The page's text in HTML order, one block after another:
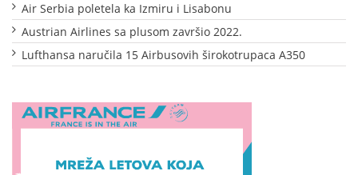
Air Serbia poletela ka Izmiru i Lisabonu
Austrian Airlines sa plusom završio 2022.
Lufthansa naručila 15 Airbusovih širokotrupaca A350